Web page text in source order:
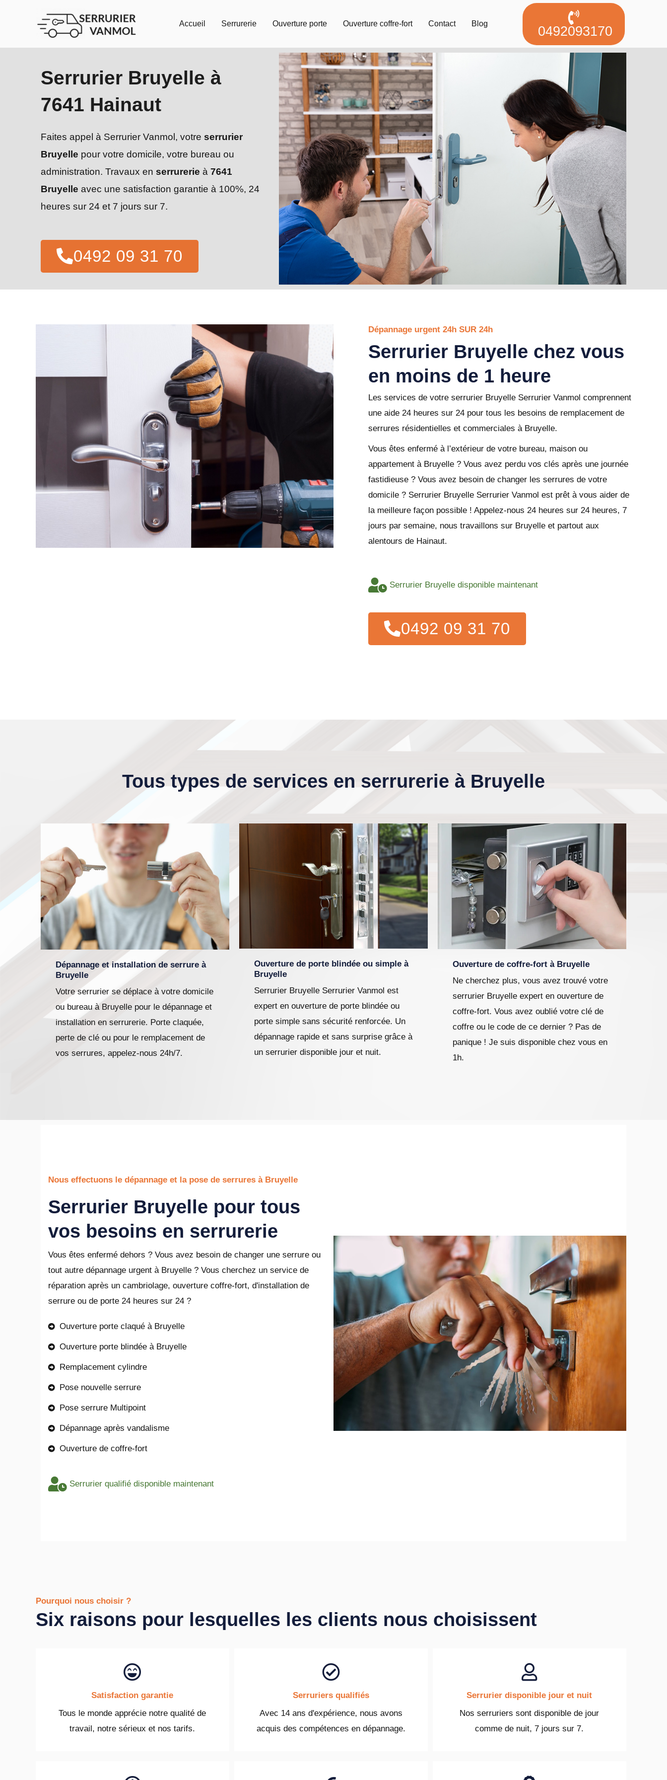
Accueil Serrurerie Ouverture porte Ouverture coffre-fort Contact Blog 0492093170
Serrurier Bruyelle à
7641 Hainaut
Faites appel à Serrurier Vanmol, votre serrurier
Bruyelle pour votre domicile, votre bureau ou
administration. Travaux en serrurerie à 7641
Bruyelle avec une satisfaction garantie à 100%, 24
heures sur 24 et 7 jours sur 7.
0492 09 31 70
Dépannage urgent 24h SUR 24h
Serrurier Bruyelle chez vous
en moins de 1 heure
Les services de votre serrurier Bruyelle Serrurier Vanmol comprennent
une aide 24 heures sur 24 pour tous les besoins de remplacement de
serrures résidentielles et commerciales à Bruyelle.
Vous êtes enfermé à l’extérieur de votre bureau, maison ou
appartement à Bruyelle ? Vous avez perdu vos clés après une journée
fastidieuse ? Vous avez besoin de changer les serrures de votre
domicile ? Serrurier Bruyelle Serrurier Vanmol est prêt à vous aider de
la meilleure façon possible ! Appelez-nous 24 heures sur 24 heures, 7
jours par semaine, nous travaillons sur Bruyelle et partout aux
alentours de Hainaut.
Serrurier Bruyelle disponible maintenant
0492 09 31 70
Tous types de services en serrurerie à Bruyelle
Dépannage et installation de serrure à
Bruyelle
Votre serrurier se déplace à votre domicile
ou bureau à Bruyelle pour le dépannage et
installation en serrurerie. Porte claquée,
perte de clé ou pour le remplacement de
vos serrures, appelez-nous 24h/7.
Ouverture de porte blindée ou simple à
Bruyelle
Serrurier Bruyelle Serrurier Vanmol est
expert en ouverture de porte blindée ou
porte simple sans sécurité renforcée. Un
dépannage rapide et sans surprise grâce à
un serrurier disponible jour et nuit.
Ouverture de coffre-fort à Bruyelle
Ne cherchez plus, vous avez trouvé votre
serrurier Bruyelle expert en ouverture de
coffre-fort. Vous avez oublié votre clé de
coffre ou le code de ce dernier ? Pas de
panique ! Je suis disponible chez vous en
1h.
Nous effectuons le dépannage et la pose de serrures à Bruyelle
Serrurier Bruyelle pour tous
vos besoins en serrurerie
Vous êtes enfermé dehors ? Vous avez besoin de changer une serrure ou
tout autre dépannage urgent à Bruyelle ? Vous cherchez un service de
réparation après un cambriolage, ouverture coffre-fort, d'installation de
serrure ou de porte 24 heures sur 24 ?
Ouverture porte claqué à Bruyelle
Ouverture porte blindée à Bruyelle
Remplacement cylindre
Pose nouvelle serrure
Pose serrure Multipoint
Dépannage après vandalisme
Ouverture de coffre-fort
Serrurier qualifié disponible maintenant
Pourquoi nous choisir ?
Six raisons pour lesquelles les clients nous choisissent
Satisfaction garantie
Tous le monde apprécie notre qualité de
travail, notre sérieux et nos tarifs.
Serruriers qualifiés
Avec 14 ans d'expérience, nous avons
acquis des compétences en dépannage.
Serrurier disponible jour et nuit
Nos serruriers sont disponible de jour
comme de nuit, 7 jours sur 7.